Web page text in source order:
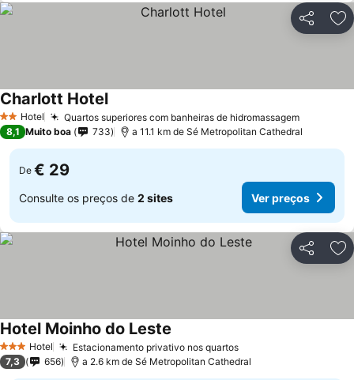
Partilhar
2 Estrelas
Hotel Quartos superiores com banheiras de hidromassagem
Charlott Hotel
8,1 Muito boa 733 a 11.1 km de Sé Metropolitan Cathedral
De € 29
Consulte os preços de 2 sites Ver preços
Partilhar
3 EstrelasHotel Estacionamento privativo nos quartos
Hotel Moinho do Leste
7,3 656 a 2.6 km de Sé Metropolitan Cathedral